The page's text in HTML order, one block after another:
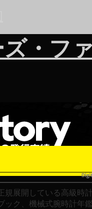
・フ
規展開している高級時
ック、機械式腕時計年